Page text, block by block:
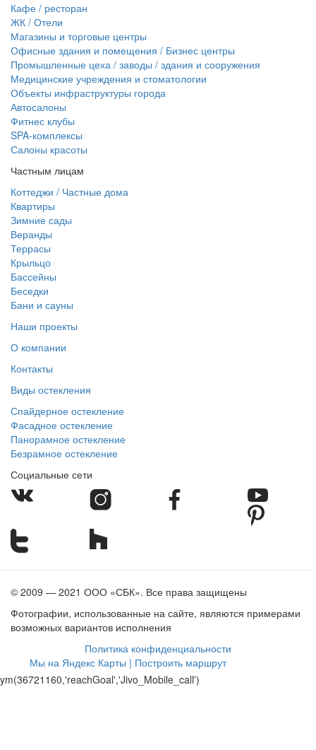
Кафе / ресторан
ЖК / Отели
Магазины и торговые центры
Офисные здания и помещения / Бизнес центры
Промышленные цеха / заводы / здания и сооружения
Медицинские учреждения и стоматологии
Объекты инфраструктуры города
Автосалоны
Фитнес клубы
SPA-комплексы
Салоны красоты
Частным лицам
Коттеджи / Частные дома
Квартиры
Зимние сады
Веранды
Террасы
Крыльцо
Бассейны
Беседки
Бани и сауны
Наши проекты
О компании
Контакты
Виды остекления
Спайдерное остекление
Фасадное остекление
Панорамное остекление
Безрамное остекление
Социальные сети
© 2009 — 2021 ООО «СБК». Все права защищены
Фотографии, использованные на сайте, являются примерами
возможных вариантов исполнения
Политика конфиденциальности
Мы на Яндекс Карты | Построить маршрут
ym(36721160,'reachGoal','Jivo_Mobile_call')